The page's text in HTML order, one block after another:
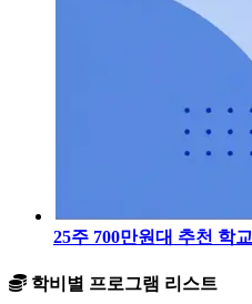
25주 700만원대 추천 학교
학비별 프로그램 리스트